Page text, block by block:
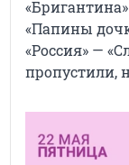
«Папины
«Россия» —
пропустили,